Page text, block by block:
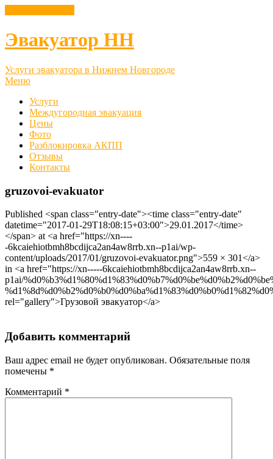
Эвакуатор НН
Услуги эвакуатора в Нижнем Новгороде
Меню
Услуги
Междугородная эвакуация
Цены
Фото
Разблокировка АКПП
Отзывы
Контакты
gruzovoi-evakuator
Published <span class="entry-date"><time class="entry-date"
datetime="2017-01-29T18:08:15+03:00">29.01.2017</time>
</span> at <a href="https://xn----
-6kcaiehiotbmh8bcdijca2an4aw8rrb.xn--p1ai/wp-
content/uploads/2017/01/gruzovoi-evakuator.png">559 × 301</a>
in <a href="https://xn-----6kcaiehiotbmh8bcdijca2an4aw8rrb.xn--
p1ai/
rel="gallery">Грузовой эвакуатор</a>
Добавить комментарий
Ваш адрес email не будет опубликован. Обязательные поля
помечены *
Комментарий *